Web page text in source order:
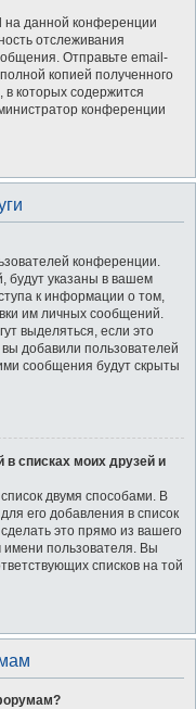
данной конференции
отслеживания
Отправьте email-
копией полученного
в которых содержится
конференции
конференции.
будут указаны в вашем
к информации о том,
им личных сообщений.
выделяться, если это
добавили пользователей
сообщения будут скрыты
в списках моих друзей и
двумя способами. В
его добавления в список
это прямо из вашего
имени пользователя. Вы
списков на той